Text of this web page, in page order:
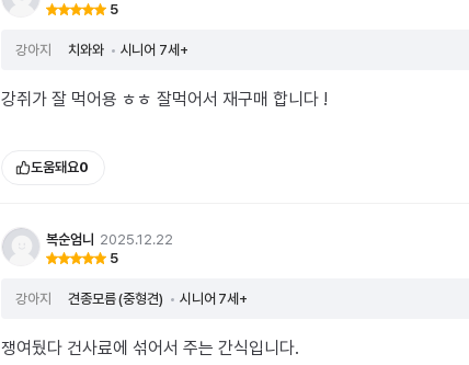
5
강아지 치와와 시니어 7세+
강쥐가 잘 먹어용 ㅎㅎ 잘먹어서 재구매 합니다 !
도움돼요0
복순엄니 2025.12.22
5
강아지 견종모름 (중형견) 시니어 7세+
쟁여뒀다 건사료에 섞어서 주는 간식입니다.